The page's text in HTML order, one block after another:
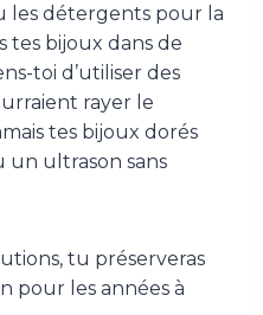
les détergents pour la
tes bijoux dans de
toi d’utiliser des
rayer le
tes bijoux dorés
un ultrason sans
tu préserveras
pour les années à